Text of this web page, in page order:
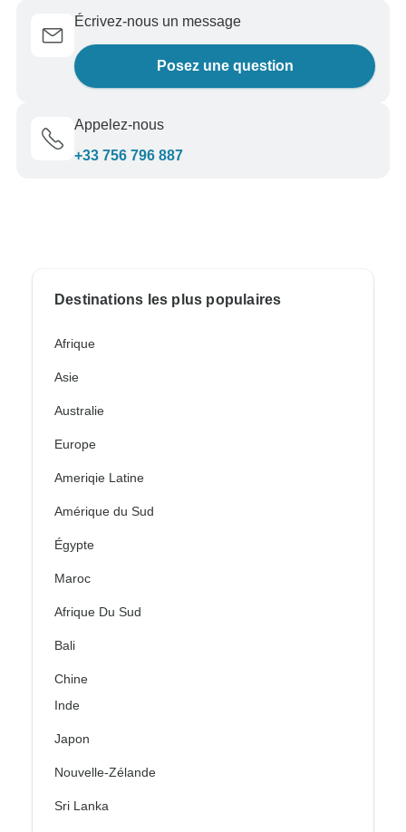
Écrivez-nous un message
Posez une question
Appelez-nous
+33 756 796 887
Destinations les plus populaires
Afrique
Asie
Australie
Europe
Ameriqie Latine
Amérique du Sud
Égypte
Maroc
Afrique Du Sud
Bali
Chine
Inde
Japon
Nouvelle-Zélande
Sri Lanka